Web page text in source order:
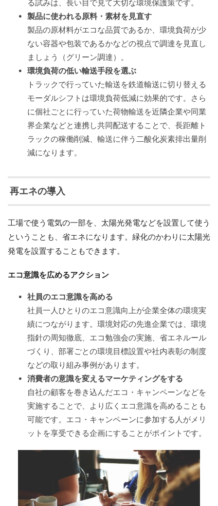
る試みは、長い目で見て大切な環境保護策です。
製品に使われる原料・素材を見直す
製品の原材料がエコな品質であるか、環境負荷が少
ない容器や包装であるかなどの視点で調達を見直し
ましょう（グリーン調達）。
環境負荷の低い輸送手段を選ぶ
トラックで行っていた輸送を鉄道輸送に切り替える
モーダルシフトは環境負荷低減に効果的です。さら
に個社ごとに行っていた荷物輸送を近隣企業や同業
界企業などと連携し共同配送することで、長距離ト
ラックの稼働削減、輸送に伴う二酸化炭素排出量削
減になります。
再エネの導入
工場で使う電気の一部を、太陽光発電などを設置して使う
ということも、省エネになります。緑化のかわりに太陽光
発電を設置することもできます。
エコ意識を広めるアクション
社員のエコ意識を高める
社員一人ひとりのエコ意識向上が企業全体の環境実
績につながります。環境対応の先進企業では、環境
指針の周知徹底、エコ勉強会の実施、省エネルール
づくり、部署ごとの環境目標設置や社内表彰の制度
などの取り組み事例があります。
消費者の意識を変えるマーケティングをする
自社の顧客を巻き込んだエコ・キャンペーンなどを
実施することで、より広くエコ意識を高めることも
可能です。エコ・キャンペーンに参加する人がメリ
ットを享受できる企画にすることがポイントです。